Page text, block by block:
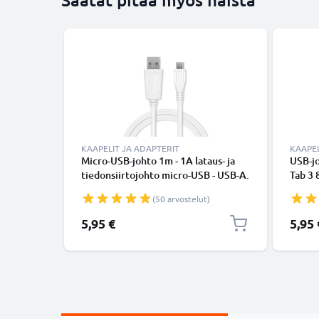
KAAPELIT JA ADAPTERIT
Micro-USB-johto 1m - 1A lataus- ja
tiedonsiirtojohto micro-USB - USB-A.
(50 arvostelut)
5,95 €
USB-
Tab 3
5,95